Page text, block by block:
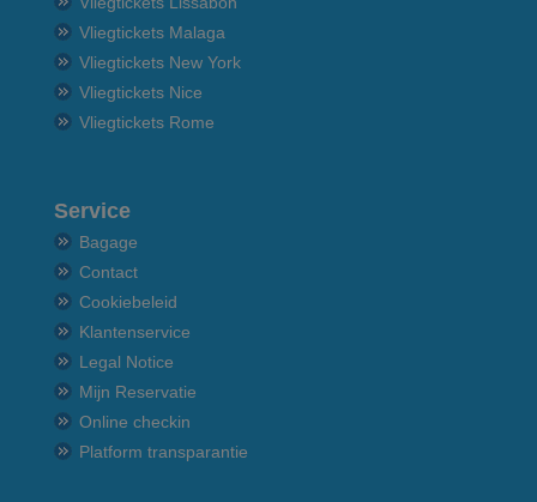
Vliegtickets Malaga
Vliegtickets New York
Vliegtickets Nice
Vliegtickets Rome
Service
Bagage
Contact
Cookiebeleid
Klantenservice
Legal Notice
Mijn Reservatie
Online checkin
Platform transparantie